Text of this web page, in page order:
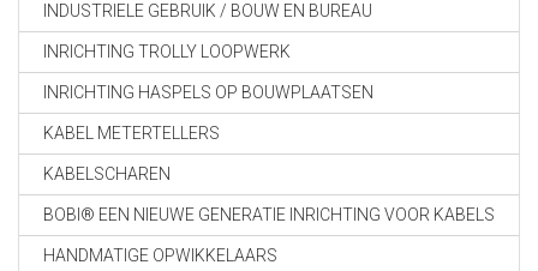
INDUSTRIELE GEBRUIK / BOUW EN BUREAU
INRICHTING TROLLY LOOPWERK
INRICHTING HASPELS OP BOUWPLAATSEN
KABEL METERTELLERS
KABELSCHAREN
BOBI® EEN NIEUWE GENERATIE INRICHTING VOOR KABELS
HANDMATIGE OPWIKKELAARS